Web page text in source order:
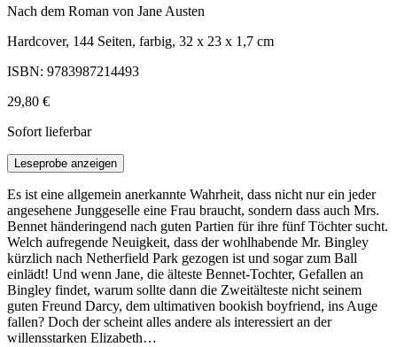
Nach dem Roman von Jane Austen
Hardcover, 144 Seiten, farbig, 32 x 23 x 1,7 cm
ISBN: 9783987214493
29,80 €
Sofort lieferbar
Leseprobe anzeigen
Es ist eine allgemein anerkannte Wahrheit, dass nicht nur ein jeder
angesehene Junggeselle eine Frau braucht, sondern dass auch Mrs.
Bennet händeringend nach guten Partien für ihre fünf Töchter sucht.
Welch aufregende Neuigkeit, dass der wohlhabende Mr. Bingley
kürzlich nach Netherfield Park gezogen ist und sogar zum Ball
einlädt! Und wenn Jane, die älteste Bennet-Tochter, Gefallen an
Bingley findet, warum sollte dann die Zweitälteste nicht seinem
guten Freund Darcy, dem ultimativen bookish boyfriend, ins Auge
fallen? Doch der scheint alles andere als interessiert an der
willensstarken Elizabeth…